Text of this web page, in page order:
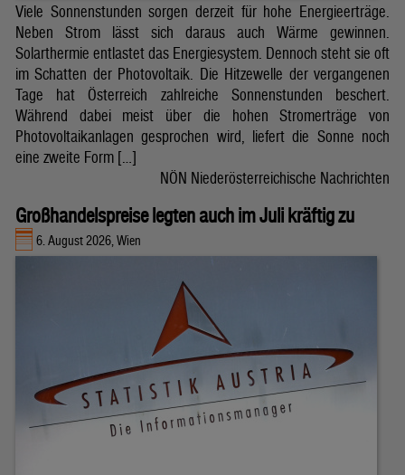
Viele Sonnenstunden sorgen derzeit für hohe Energieerträge.
Neben Strom lässt sich daraus auch Wärme gewinnen.
Solarthermie entlastet das Energiesystem. Dennoch steht sie oft
im Schatten der Photovoltaik. Die Hitzewelle der vergangenen
Tage hat Österreich zahlreiche Sonnenstunden beschert.
Während dabei meist über die hohen Stromerträge von
Photovoltaikanlagen gesprochen wird, liefert die Sonne noch
eine zweite Form […]
NÖN Niederösterreichische Nachrichten
Großhandelspreise legten auch im Juli kräftig zu
6. August 2026, Wien